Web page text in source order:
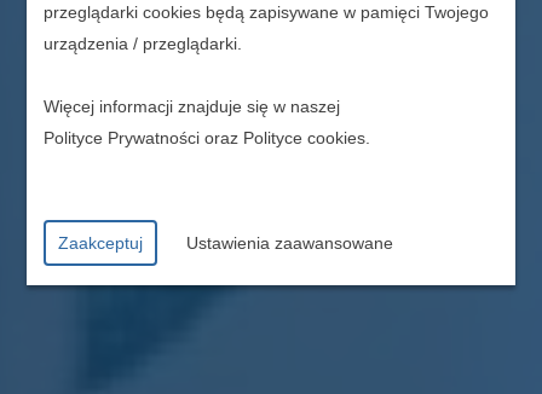
przeglądarki cookies będą zapisywane w pamięci Twojego
urządzenia / przeglądarki.
Więcej informacji znajduje się w naszej
Polityce Prywatnościoraz Polityce cookies.
Zaakceptuj Ustawienia zaawansowane